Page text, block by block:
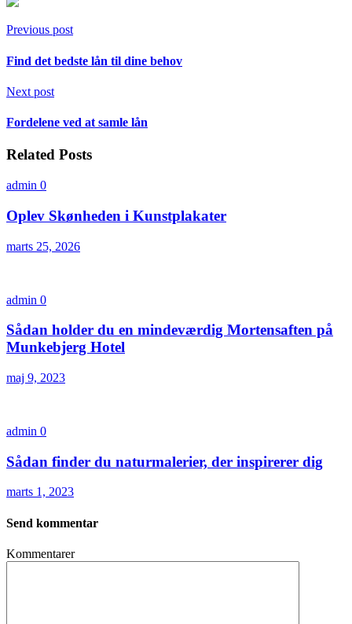
Previous post
Find det bedste lån til dine behov
Next post
Fordelene ved at samle lån
Related Posts
admin 0
Oplev Skønheden i Kunstplakater
marts 25, 2026
admin 0
Sådan holder du en mindeværdig Mortensaften på
Munkebjerg Hotel
maj 9, 2023
admin 0
Sådan finder du naturmalerier, der inspirerer dig
marts 1, 2023
Send kommentar
Kommentarer